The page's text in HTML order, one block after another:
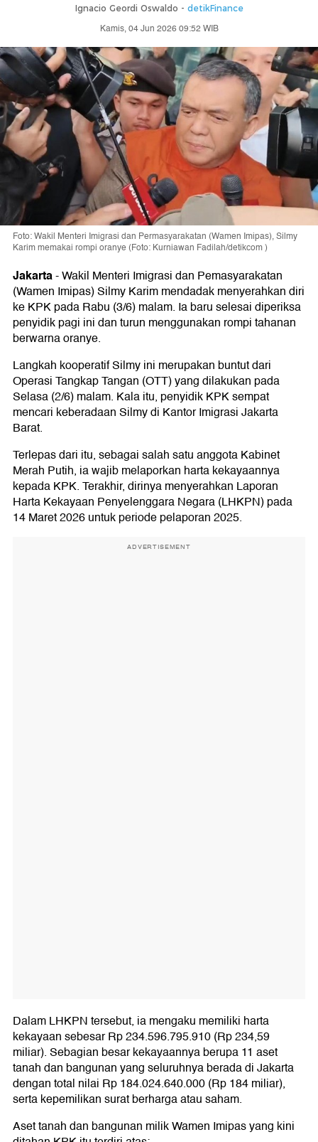
Ignacio Geordi Oswaldo - detikFinance
Kamis, 04 Jun 2026 09:52 WIB
Foto: Wakil Menteri Imigrasi dan Permasyarakatan (Wamen Imipas), Silmy
Karim memakai rompi oranye (Foto: Kurniawan Fadilah/detikcom )
Jakarta-Wakil Menteri Imigrasi dan Pemasyarakatan
(Wamen Imipas) Silmy Karim mendadak menyerahkan diri
ke KPK pada Rabu (3/6) malam. Ia baru selesai diperiksa
penyidik pagi ini dan turun menggunakan rompi tahanan
berwarna oranye.
Langkah kooperatif Silmy ini merupakan buntut dari
Operasi Tangkap Tangan (OTT) yang dilakukan pada
Selasa (2/6) malam. Kala itu, penyidik KPK sempat
mencari keberadaan Silmy di Kantor Imigrasi Jakarta
Barat.
Terlepas dari itu, sebagai salah satu anggota Kabinet
Merah Putih, ia wajib melaporkan harta kekayaannya
kepada KPK. Terakhir, dirinya menyerahkan Laporan
Harta Kekayaan Penyelenggara Negara (LHKPN) pada
14 Maret 2026 untuk periode pelaporan 2025.
ADVERTISEMENT
Dalam LHKPN tersebut, ia mengaku memiliki harta
kekayaan sebesar Rp 234.596.795.910 (Rp 234,59
miliar). Sebagian besar kekayaannya berupa 11 aset
tanah dan bangunan yang seluruhnya berada di Jakarta
dengan total nilai Rp 184.024.640.000 (Rp 184 miliar),
serta kepemilikan surat berharga atau saham.
Aset tanah dan bangunan milik Wamen Imipas yang kini